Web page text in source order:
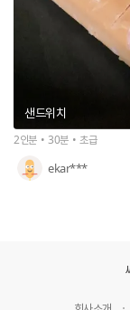
샌드위치
2인분 30분 초급
ekar***